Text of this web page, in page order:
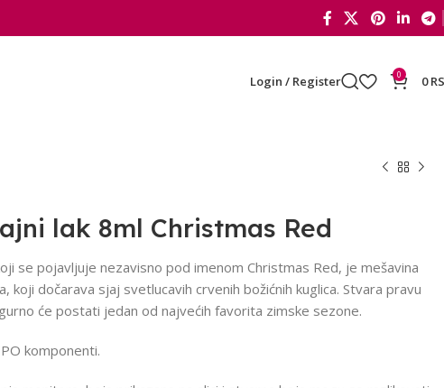
Login / Register 0 0
lak 8ml Christmas Red
se pojavljuje nezavisno pod imenom Christmas Red, je mešavina
koji dočarava sjaj svetlucavih crvenih božićnih kuglica. Stvara pravu
će postati jedan od najvećih favorita zimske sezone.
komponenti.